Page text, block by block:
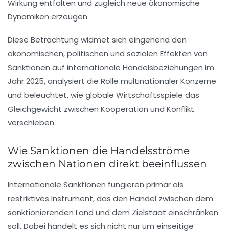
Wirkung entfalten und zugleich neue ökonomische
Dynamiken erzeugen.
Diese Betrachtung widmet sich eingehend den
ökonomischen, politischen und sozialen Effekten von
Sanktionen auf internationale Handelsbeziehungen im
Jahr 2025, analysiert die Rolle multinationaler Konzerne
und beleuchtet, wie globale Wirtschaftsspiele das
Gleichgewicht zwischen Kooperation und Konflikt
verschieben.
Wie Sanktionen die Handelsströme
zwischen Nationen direkt beeinflussen
Internationale Sanktionen fungieren primär als
restriktives Instrument, das den Handel zwischen dem
sanktionierenden Land und dem Zielstaat einschränken
soll. Dabei handelt es sich nicht nur um einseitige